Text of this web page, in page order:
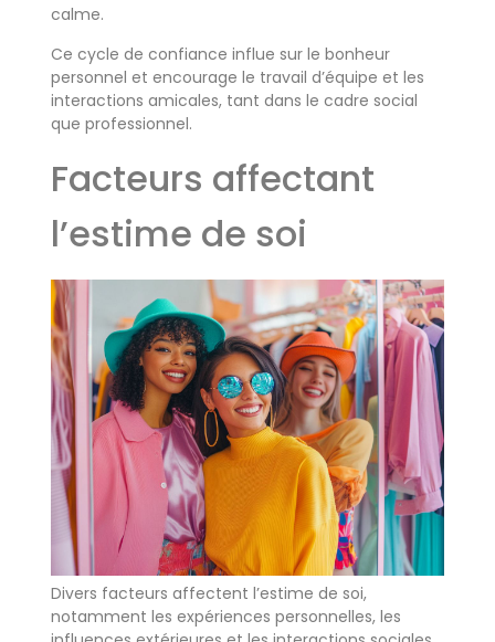
calme.
Ce cycle de confiance influe sur le bonheur
personnel et encourage le travail d’équipe et les
interactions amicales, tant dans le cadre social
que professionnel.
Facteurs affectant
l’estime de soi
Divers facteurs affectent l’estime de soi,
notamment les expériences personnelles, les